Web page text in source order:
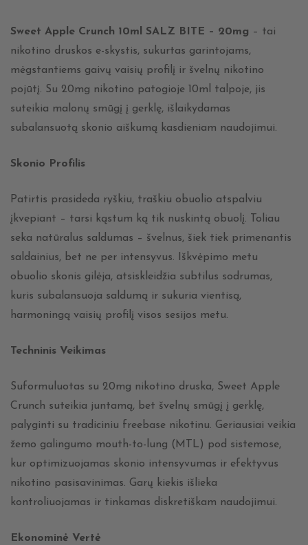
Sweet Apple Crunch 10ml SALZ BITE – 20mg – tai
nikotino druskos e-skystis, sukurtas garintojams,
mėgstantiems gaivų vaisių profilį ir švelnų nikotino
pojūtį. Su 20mg nikotino patogioje 10ml talpoje, jis
suteikia malonų smūgį į gerklę, išlaikydamas
subalansuotą skonio aiškumą kasdieniam naudojimui.
Skonio Profilis
Patirtis prasideda ryškiu, traškiu obuolio atspalviu
įkvepiant – tarsi kąstum ką tik nuskintą obuolį. Toliau
seka natūralus saldumas – švelnus, šiek tiek primenantis
saldainius, bet ne per intensyvus. Iškvėpimo metu
obuolio skonis gilėja, atsiskleidžia subtilus sodrumas,
kuris subalansuoja saldumą ir sukuria vientisą,
harmoningą vaisių profilį visos sesijos metu.
Techninis Veikimas
Suformuluotas su 20mg nikotino druska, Sweet Apple
Crunch suteikia juntamą, bet švelnų smūgį į gerklę,
palyginti su tradiciniu freebase nikotinu. Geriausiai veikia
žemo galingumo mouth-to-lung (MTL) pod sistemose,
kur optimizuojamas skonio intensyvumas ir efektyvus
nikotino pasisavinimas. Garų kiekis išlieka
kontroliuojamas ir tinkamas diskretiškam naudojimui.
Ekonominė Vertė